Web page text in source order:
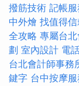
撥筋技術 記帳
中外燴 找值得
全攻略 專屬台
劃 室內設計 電
台北會計師事務
鍵字 台中按摩